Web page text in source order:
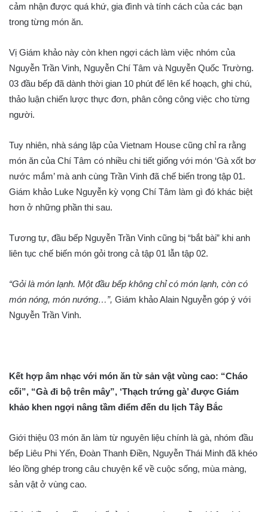
cảm nhận được quá khứ, gia đình và tính cách của các bạn
trong từng món ăn.
Vị Giám khảo này còn khen ngợi cách làm việc nhóm của
Nguyễn Trần Vinh, Nguyễn Chí Tâm và Nguyễn Quốc Trường.
03 đầu bếp đã dành thời gian 10 phút để lên kế hoạch, ghi chú,
thảo luận chiến lược thực đơn, phân công công việc cho từng
người.
Tuy nhiên, nhà sáng lập của Vietnam House cũng chỉ ra rằng
món ăn của Chí Tâm có nhiều chi tiết giống với món ‘Gà xốt bơ
nước mắm’ mà anh cùng Trần Vinh đã chế biến trong tập 01.
Giám khảo Luke Nguyễn kỳ vọng Chí Tâm làm gì đó khác biệt
hơn ở những phần thi sau.
Tương tự, đầu bếp Nguyễn Trần Vinh cũng bị “bắt bài” khi anh
liên tục chế biến món gỏi trong cả tập 01 lẫn tập 02.
“Gỏi là món lạnh. Một đầu bếp không chỉ có món lạnh, còn có
món nóng, món nướng…”, Giám khảo Alain Nguyễn góp ý với
Nguyễn Trần Vinh.
Kết hợp âm nhạc với món ăn từ sản vật vùng cao: “Cháo
cối”, “Gà đi bộ trên mây”, ‘Thạch trứng gà’ được Giám
khảo khen ngợi nâng tầm điểm đến du lịch Tây Bắc
Giới thiệu 03 món ăn làm từ nguyên liệu chính là gà, nhóm đầu
bếp Liêu Phi Yến, Đoàn Thanh Điền, Nguyễn Thái Minh đã khéo
léo lồng ghép trong câu chuyện kể về cuộc sống, mùa màng,
sản vật ở vùng cao.